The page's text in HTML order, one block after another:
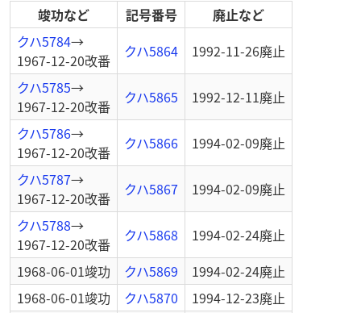
竣功など
記号番号
廃止など
クハ5784→
1967-12-20改番 クハ5864 1992-11-26廃止
クハ5785→
1967-12-20改番 クハ5865 1992-12-11廃止
クハ5786→
1967-12-20改番 クハ5866 1994-02-09廃止
クハ5787→
1967-12-20改番 クハ5867 1994-02-09廃止
クハ5788→
1967-12-20改番 クハ5868 1994-02-24廃止
1968-06-01竣功 クハ5869 1994-02-24廃止
1968-06-01竣功 クハ5870 1994-12-23廃止